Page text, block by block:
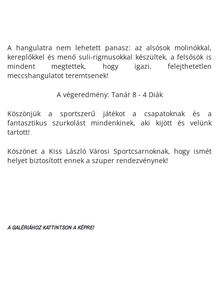
A hangulatra nem lehetett panasz: az alsósok molinókkal,
kereplőkkel és menő suli-rigmusokkal készültek, a felsősök is
mindent megtettek, hogy igazi, felejthetetlen
meccshangulatot teremtsenek!
A végeredmény: Tanár 8 - 4 Diák
Köszönjük a sportszerű játékot a csapatoknak és a
fantasztikus szurkolást mindenkinek, aki kijött és velünk
tartott!
Köszönet a Kiss László Városi Sportcsarnoknak, hogy ismét
helyet biztosított ennek a szuper rendezvénynek!
A GALÉRIÁHOZ KATTINTSON A KÉPRE!